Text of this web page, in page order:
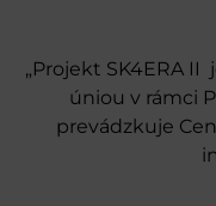
„Projekt SK4ERA
úniou v rámci
prevádzkuje